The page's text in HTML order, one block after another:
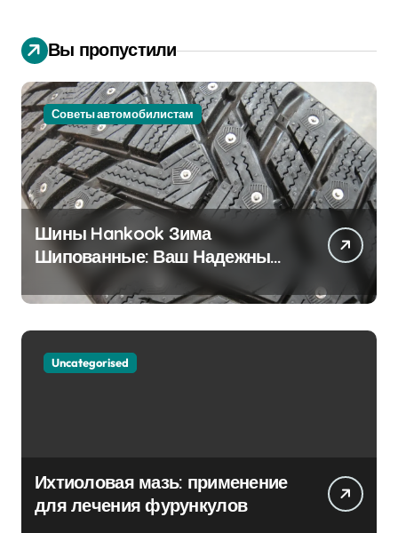
Вы пропустили
Советы автомобилистам
Шины Hankook Зима
Шипованные: Ваш Надежный
Партнёр на Снежных Дорогах
Uncategorised
Ихтиоловая мазь: применение
для лечения фурункулов